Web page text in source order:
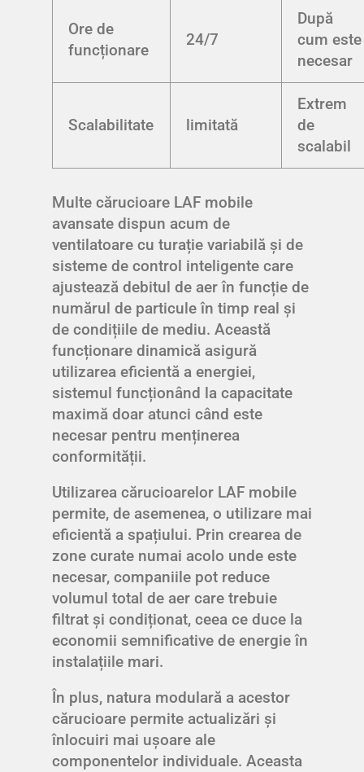
Ore de
funcționare
24/7
După
cum este
necesar
Scalabilitate limitată
Extrem
de
scalabil
Multe cărucioare LAF mobile
avansate dispun acum de
ventilatoare cu turație variabilă și de
sisteme de control inteligente care
ajustează debitul de aer în funcție de
numărul de particule în timp real și
de condițiile de mediu. Această
funcționare dinamică asigură
utilizarea eficientă a energiei,
sistemul funcționând la capacitate
maximă doar atunci când este
necesar pentru menținerea
conformității.
Utilizarea cărucioarelor LAF mobile
permite, de asemenea, o utilizare mai
eficientă a spațiului. Prin crearea de
zone curate numai acolo unde este
necesar, companiile pot reduce
volumul total de aer care trebuie
filtrat și condiționat, ceea ce duce la
economii semnificative de energie în
instalațiile mari.
În plus, natura modulară a acestor
cărucioare permite actualizări și
înlocuiri mai ușoare ale
componentelor individuale. Aceasta